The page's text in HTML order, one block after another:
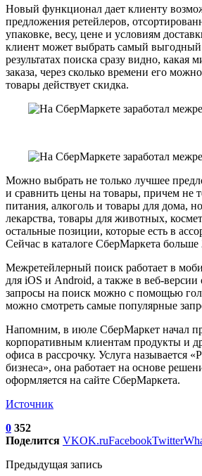
Новый функционал дает клиенту
предложения ретейлеров,
упаковке, весу, цене и условиям
клиент может выбрать самый
результатах поиска сразу видно, какая
заказа, через сколько времени его
товары действует скидка.
Можно выбрать не только лучшее
и сравнить цены на товары, причем не
питания, алкоголь и товары для дома,
лекарства, товары для животных,
остальные позиции, которые есть в
Сейчас в каталоге СберМаркета больше
Межретейлерный поиск работает в
для iOS и Android, а также в веб-версии
запросы на поиск можно с помощью
можно смотреть самые популярные
Напомним, в июле СберМаркет начал
корпоративным клиентам продукты и
офиса в рассрочку. Услуга называется
бизнеса», она работает на основе
оформляется на сайте СберМаркета.
Источник
0 352
Поделится VKOK.ruFacebookTwitter
Предыдущая запись